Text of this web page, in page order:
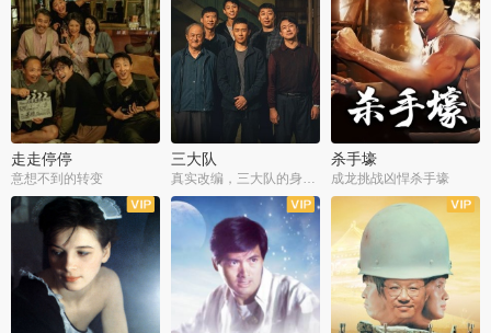
走走停停
意想不到的转变
三大队 杀手壕
成龙挑战凶悍杀手壕